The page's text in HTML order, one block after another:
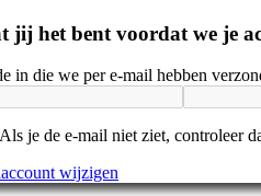
jij het bent voordat we je
in die we per e-mail hebben
je de e-mail niet ziet, controleer
wijzigen